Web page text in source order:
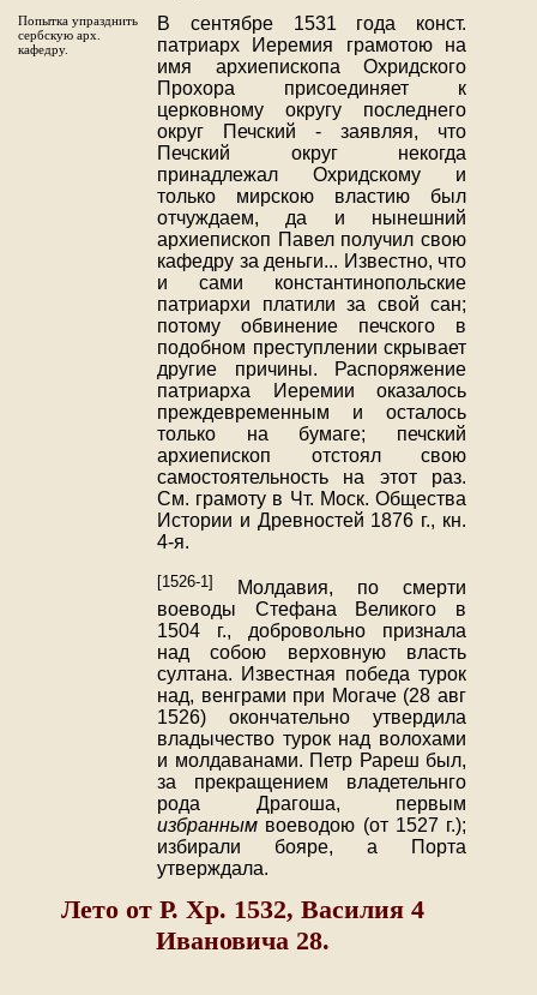
Попытка упразднить
сербскую арх.
кафедру.
В сентябре 1531 года конст.
патриарх Иеремия грамотою на
имя архиепископа Охридского
Прохора присоединяет к
церковному округу последнего
округ Печский - заявляя, что
Печский округ некогда
принадлежал Охридскому и
только мирскою властию был
отчуждаем, да и нынешний
архиепископ Павел получил свою
кафедру за деньги... Известно, что
и сами константинопольские
патриархи платили за свой сан;
потому обвинение печского в
подобном преступлении скрывает
другие причины. Распоряжение
патриарха Иеремии оказалось
преждевременным и осталось
только на бумаге; печский
архиепископ отстоял свою
самостоятельность на этот раз.
См. грамоту в Чт. Моск. Общества
Истории и Древностей 1876 г., кн.
4-я.
[1526-1]
Молдавия, по смерти
воеводы Стефана Великого в
1504 г., добровольно признала
над собою верховную власть
султана. Известная победа турок
над, венграми при Могаче (28 авг
1526) окончательно утвердила
владычество турок над волохами
и молдаванами. Петр Рареш был,
за прекращением владетельнго
рода Драгоша, первым
избранным воеводою (от 1527 г.);
избирали бояре, а Порта
утверждала.
Лето от Р. Хр. 1532, Василия 4
Ивановича 28.